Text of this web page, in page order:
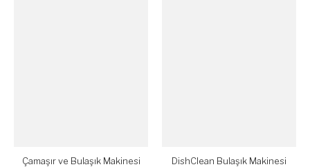
Çamaşır ve Bulaşık Makinesi
DishClean Bulaşık Makinesi